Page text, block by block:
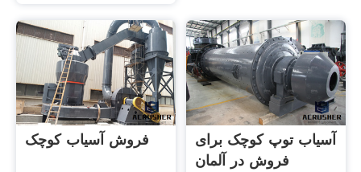
فروش آسیاب کوچک
آسیاب توپ کوچک برای
فروش در آلمان